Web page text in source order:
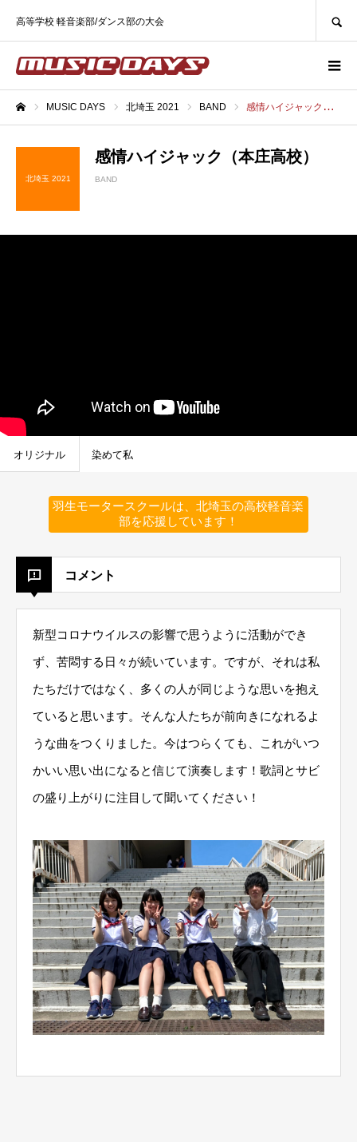
高等学校 軽音楽部/ダンス部の大会
MUSIC DAYS 北埼玉 2021 BAND 感情ハイジャック（本庄高校）
北埼玉 2021
感情ハイジャック（本庄高校）
BAND
オリジナル 染めて私
羽生モータースクールは、北埼玉の高校軽音楽
部を応援しています！
コメント
新型コロナウイルスの影響で思うように活動ができ
ず、苦悶する日々が続いています。ですが、それは私
たちだけではなく、多くの人が同じような思いを抱え
ていると思います。そんな人たちが前向きになれるよ
うな曲をつくりました。今はつらくても、これがいつ
かいい思い出になると信じて演奏します！歌詞とサビ
の盛り上がりに注目して聞いてください！